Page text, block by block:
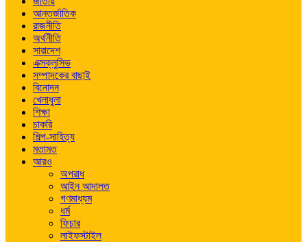
আন্তর্জাতিক
রাজনীতি
অর্থনীতি
সারাদেশ
এক্সক্লুসিভ
সম্পাদকের বাছাই
বিনোদন
খেলাধুলা
শিক্ষা
চাকরি
শিল্প-সাহিত্য
মতামত
আরও
অপরাধ
আইন আদালত
গণমাধ্যম
ধর্ম
ফিচার
লাইফস্টাইল